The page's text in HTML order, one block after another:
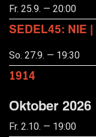
Fr. 25.9. — 20:00
SEDEL45: NIE
So. 27.9. — 19:30
1914
Oktober 2026
Fr. 2.10. — 19:00